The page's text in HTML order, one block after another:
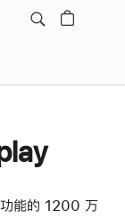
能的 1200 万